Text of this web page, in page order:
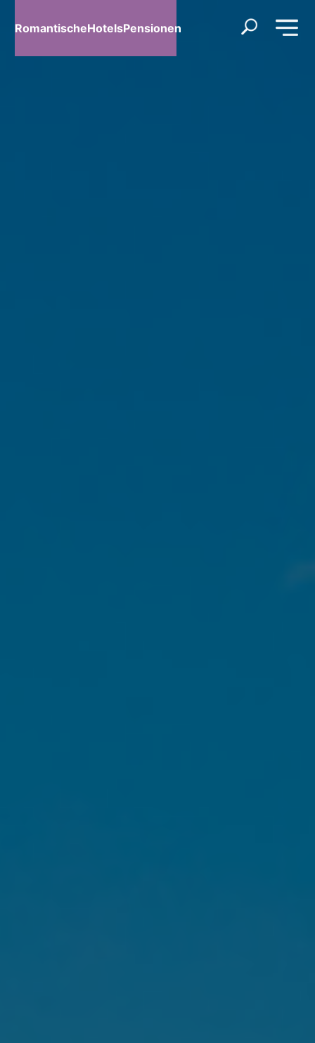
RomantischeHotelsPensionen